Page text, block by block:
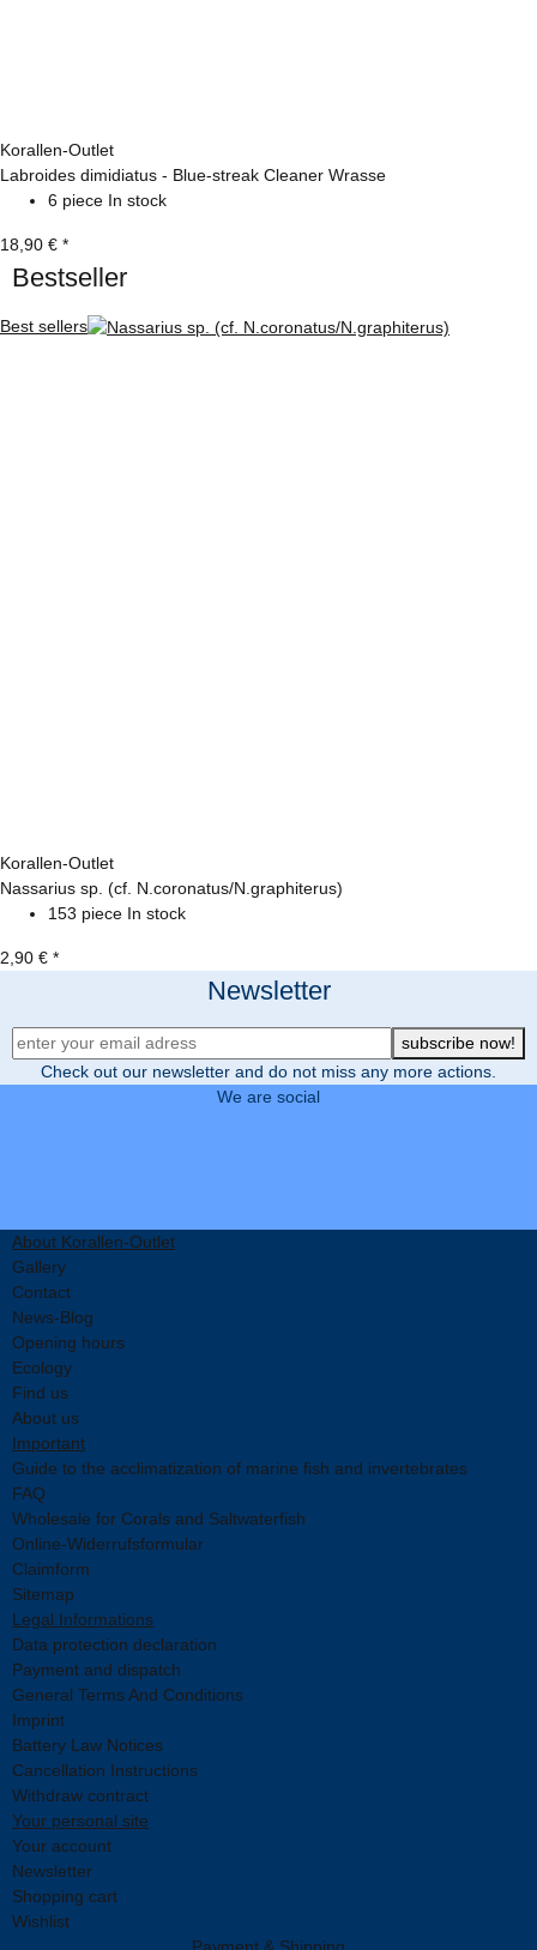
Korallen-Outlet
Labroides dimidiatus - Blue-streak Cleaner Wrasse
6 piece In stock
18,90 € *
Bestseller
Best sellers
Korallen-Outlet
Nassarius sp. (cf. N.coronatus/N.graphiterus)
153 piece In stock
2,90 € *
Newsletter
Newsletter Registration
subscribe now!
Check out our newsletter and do not miss any more actions.
We are social
About Korallen-Outlet
Gallery
Contact
News-Blog
Opening hours
Ecology
Find us
About us
Important
Guide to the acclimatization of marine fish and invertebrates
FAQ
Wholesale for Corals and Saltwaterfish
Online-Widerrufsformular
Claimform
Sitemap
Legal Informations
Data protection declaration
Payment and dispatch
General Terms And Conditions
Imprint
Battery Law Notices
Cancellation Instructions
Withdraw contract
Your personal site
Your account
Newsletter
Shopping cart
Wishlist